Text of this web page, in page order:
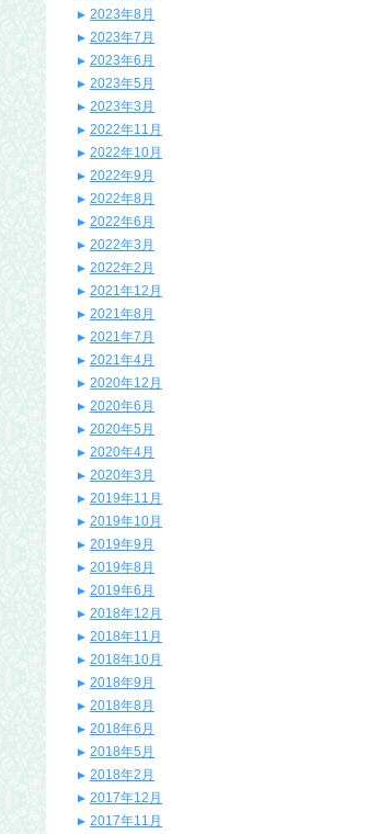
2023年8月
2023年7月
2023年6月
2023年5月
2023年3月
2022年11月
2022年10月
2022年9月
2022年8月
2022年6月
2022年3月
2022年2月
2021年12月
2021年8月
2021年7月
2021年4月
2020年12月
2020年6月
2020年5月
2020年4月
2020年3月
2019年11月
2019年10月
2019年9月
2019年8月
2019年6月
2018年12月
2018年11月
2018年10月
2018年9月
2018年8月
2018年6月
2018年5月
2018年2月
2017年12月
2017年11月